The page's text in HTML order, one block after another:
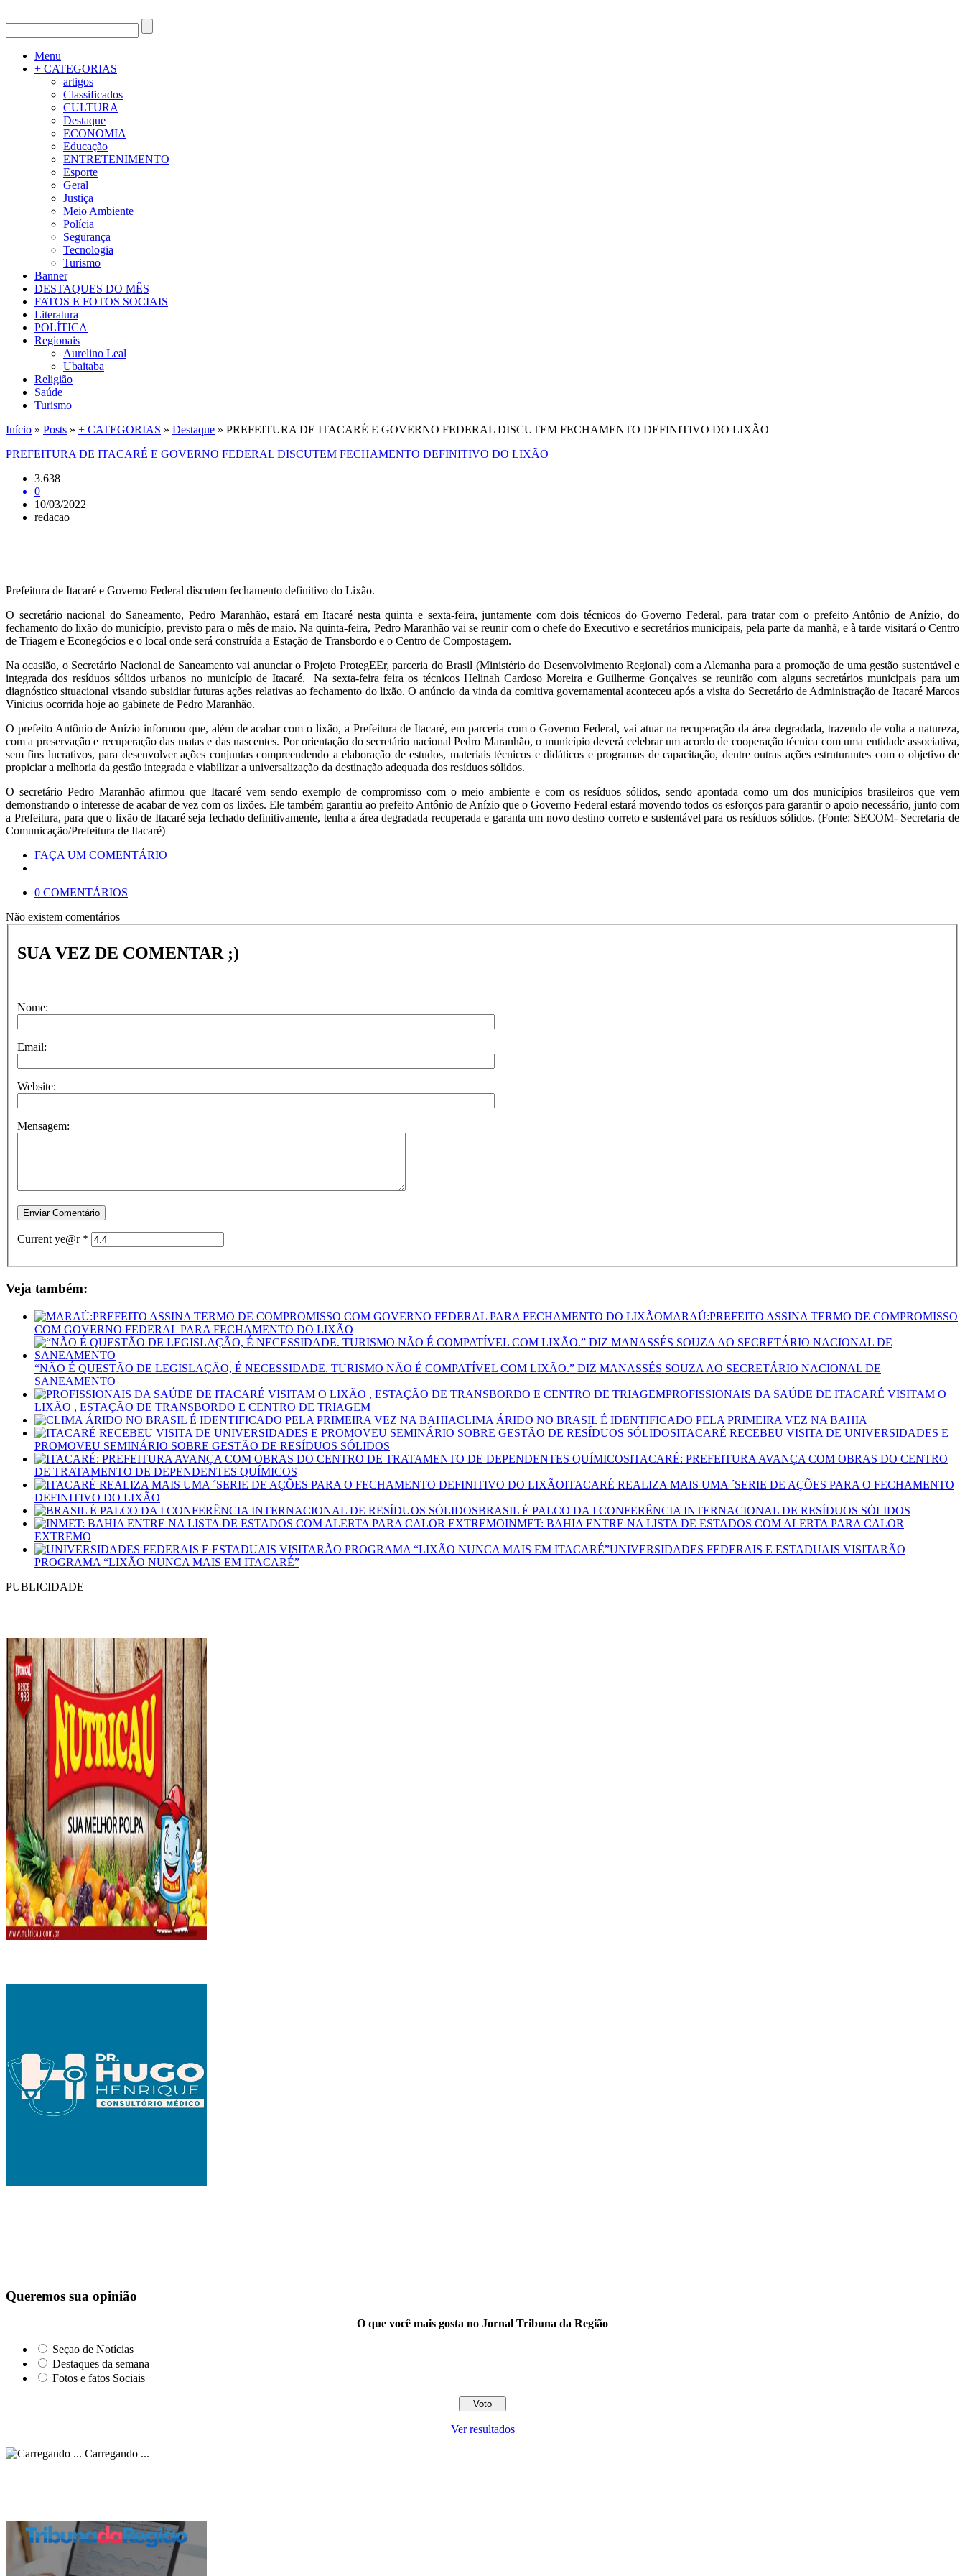
Menu
+ CATEGORIAS
artigos
Classificados
CULTURA
Destaque
ECONOMIA
Educação
ENTRETENIMENTO
Esporte
Geral
Justiça
Meio Ambiente
Polícia
Segurança
Tecnologia
Turismo
Banner
DESTAQUES DO MÊS
FATOS E FOTOS SOCIAIS
Literatura
POLÍTICA
Regionais
Aurelino Leal
Ubaitaba
Religião
Saúde
Turismo
Início » Posts » + CATEGORIAS » Destaque » PREFEITURA DE ITACARÉ E GOVERNO FEDERAL DISCUTEM FECHAMENTO DEFINITIVO DO LIXÃO
PREFEITURA DE ITACARÉ E GOVERNO FEDERAL DISCUTEM FECHAMENTO DEFINITIVO DO LIXÃO
3.638
0
10/03/2022
redacao
Prefeitura de Itacaré e Governo Federal discutem fechamento definitivo do Lixão.
O secretário nacional do Saneamento, Pedro Maranhão, estará em Itacaré nesta quinta e sexta-feira, juntamente com dois técnicos do Governo Federal, para tratar com o prefeito Antônio de Anízio, do
fechamento do lixão do município, previsto para o mês de maio. Na quinta-feira, Pedro Maranhão vai se reunir com o chefe do Executivo e secretários municipais, pela parte da manhã, e à tarde visitará o Centro
de Triagem e Econegócios e o local onde será construída a Estação de Transbordo e o Centro de Compostagem.
Na ocasião, o Secretário Nacional de Saneamento vai anunciar o Projeto ProtegEEr, parceria do Brasil (Ministério do Desenvolvimento Regional) com a Alemanha para a promoção de uma gestão sustentável e
integrada dos resíduos sólidos urbanos no município de Itacaré. Na sexta-feira feira os técnicos Helinah Cardoso Moreira e Guilherme Gonçalves se reunirão com alguns secretários municipais para um
diagnóstico situacional visando subsidiar futuras ações relativas ao fechamento do lixão. O anúncio da vinda da comitiva governamental aconteceu após a visita do Secretário de Administração de Itacaré Marcos
Vinicius ocorrida hoje ao gabinete de Pedro Maranhão.
O prefeito Antônio de Anízio informou que, além de acabar com o lixão, a Prefeitura de Itacaré, em parceria com o Governo Federal, vai atuar na recuperação da área degradada, trazendo de volta a natureza,
com a preservação e recuperação das matas e das nascentes. Por orientação do secretário nacional Pedro Maranhão, o município deverá celebrar um acordo de cooperação técnica com uma entidade associativa,
sem fins lucrativos, para desenvolver ações conjuntas compreendendo a elaboração de estudos, materiais técnicos e didáticos e programas de capacitação, dentre outras ações estruturantes com o objetivo de
propiciar a melhoria da gestão integrada e viabilizar a universalização da destinação adequada dos resíduos sólidos.
O secretário Pedro Maranhão afirmou que Itacaré vem sendo exemplo de compromisso com o meio ambiente e com os resíduos sólidos, sendo apontada como um dos municípios brasileiros que vem
demonstrando o interesse de acabar de vez com os lixões. Ele também garantiu ao prefeito Antônio de Anízio que o Governo Federal estará movendo todos os esforços para garantir o apoio necessário, junto com
a Prefeitura, para que o lixão de Itacaré seja fechado definitivamente, tenha a área degradada recuperada e garanta um novo destino correto e sustentável para os resíduos sólidos. (Fonte: SECOM- Secretaria de
Comunicação/Prefeitura de Itacaré)
FAÇA UM COMENTÁRIO
0 COMENTÁRIOS
Não existem comentários
SUA VEZ DE COMENTAR ;)
Nome:
Email:
Website:
Mensagem:
Current ye@r *
Veja também:
MARAÚ:PREFEITO ASSINA TERMO DE COMPROMISSO
COM GOVERNO FEDERAL PARA FECHAMENTO DO LIXÃO
“NÃO É QUESTÃO DE LEGISLAÇÃO, É NECESSIDADE. TURISMO NÃO É COMPATÍVEL COM LIXÃO.” DIZ MANASSÉS SOUZA AO SECRETÁRIO NACIONAL DE
SANEAMENTO
PROFISSIONAIS DA SAÚDE DE ITACARÉ VISITAM O
LIXÃO , ESTAÇÃO DE TRANSBORDO E CENTRO DE TRIAGEM
CLIMA ÁRIDO NO BRASIL É IDENTIFICADO PELA PRIMEIRA VEZ NA BAHIA
ITACARÉ RECEBEU VISITA DE UNIVERSIDADES E
PROMOVEU SEMINÁRIO SOBRE GESTÃO DE RESÍDUOS SÓLIDOS
ITACARÉ: PREFEITURA AVANÇA COM OBRAS DO CENTRO
DE TRATAMENTO DE DEPENDENTES QUÍMICOS
ITACARÉ REALIZA MAIS UMA ´SERIE DE AÇÕES PARA O FECHAMENTO
DEFINITIVO DO LIXÃO
BRASIL É PALCO DA I CONFERÊNCIA INTERNACIONAL DE RESÍDUOS SÓLIDOS
INMET: BAHIA ENTRE NA LISTA DE ESTADOS COM ALERTA PARA CALOR
EXTREMO
UNIVERSIDADES FEDERAIS E ESTADUAIS VISITARÃO
PROGRAMA “LIXÃO NUNCA MAIS EM ITACARÉ”
PUBLICIDADE
Queremos sua opinião
O que você mais gosta no Jornal Tribuna da Região
Seçao de Notícias
Destaques da semana
Fotos e fatos Sociais
Ver resultados
Carregando ...